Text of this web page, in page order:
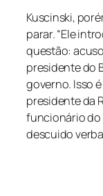
Kuscinski,
parar. “Ele
questão:
presidente do
governo. Isso
presidente da
funcionário do
descuido